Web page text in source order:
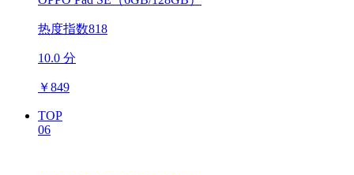
热度指数818
10.0 分
￥849
TOP
06